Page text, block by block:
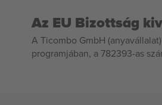
Az EU Bizottság
A Ticombo GmbH
programjában, a 782393-as